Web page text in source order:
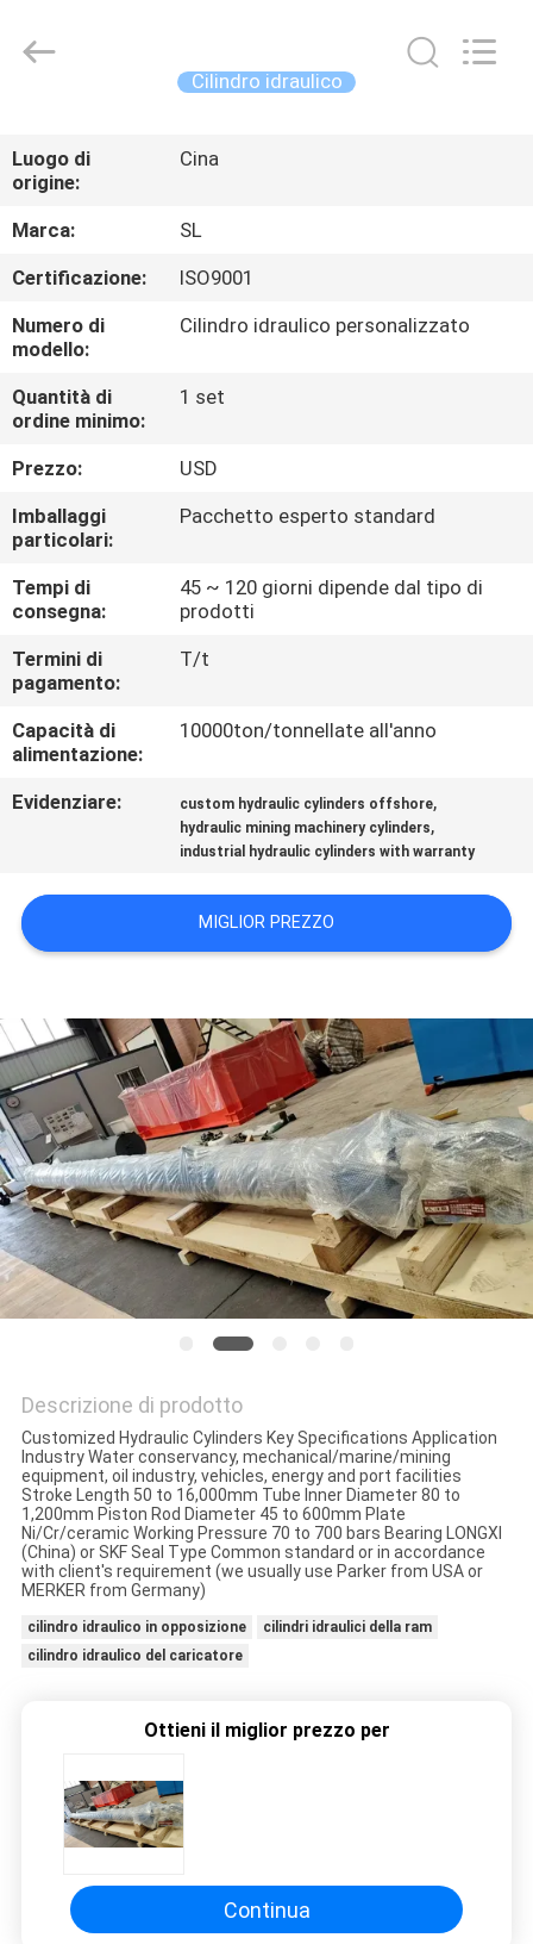
PRODOTTI
VIDEO
SU
DI
NOI
VISITA
ALLA
FABBRICA
CONTROLLO
QUALITÀ
CONTATTACI
CHIEDI UN
PREVENTIVO
SITEMAP
POLITICA
SULLA
PRIVACY
EQUIPMENT
CO.,LTD.
Cilindro idraulico
Luogo di
origine:
Cina
Marca:
SL
Certificazione:
ISO9001
Numero di
modello:
Cilindro idraulico personalizzato
Quantità di
ordine minimo:
1 set
Prezzo:
USD
Imballaggi
particolari:
Pacchetto esperto standard
Tempi di
consegna:
45 ~ 120 giorni dipende dal tipo di
prodotti
Termini di
pagamento:
T/t
Capacità di
alimentazione:
10000ton/tonnellate all'anno
Evidenziare: custom hydraulic cylinders offshore,
hydraulic mining machinery cylinders,
industrial hydraulic cylinders with warranty
MIGLIOR PREZZO
Descrizione di prodotto
Customized Hydraulic Cylinders Key Specifications Application
Industry Water conservancy, mechanical/marine/mining
equipment, oil industry, vehicles, energy and port facilities
Stroke Length 50 to 16,000mm Tube Inner Diameter 80 to
1,200mm Piston Rod Diameter 45 to 600mm Plate
Ni/Cr/ceramic Working Pressure 70 to 700 bars Bearing LONGXI
(China) or SKF Seal Type Common standard or in accordance
with client's requirement (we usually use Parker from USA or
MERKER from Germany)
cilindro idraulico in opposizione
cilindri idraulici della ram
cilindro idraulico del caricatore
Ottieni il miglior prezzo per
Continua